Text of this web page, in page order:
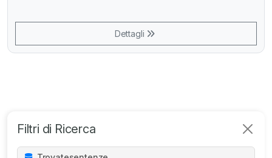
Filtri di Ricerca
Dettagli